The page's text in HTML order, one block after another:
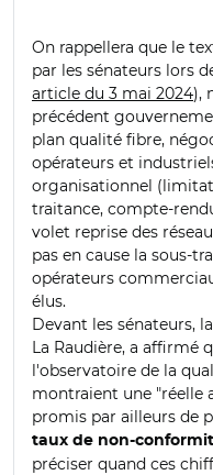
On rappellera que le
par les sénateurs lors
article du 3 mai 2024),
précédent
plan qualité fibre,
opérateurs et
organisationnel
traitance, compte-
volet reprise des
pas en cause la sous-
opérateurs
élus.
Devant les sénateurs,
La Raudière, a affirmé
l'observatoire de la
montraient une "réelle
promis par ailleurs de
taux de non-
préciser quand ces